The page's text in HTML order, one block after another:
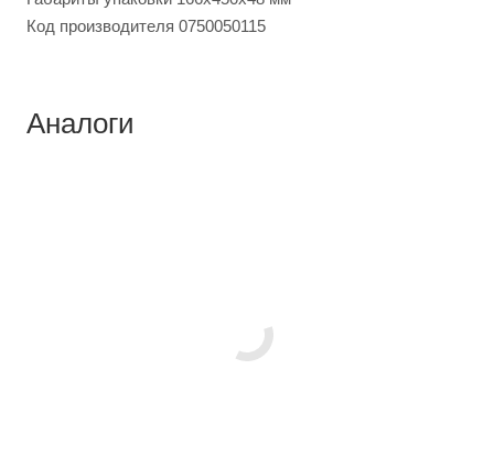
Код производителя 0750050115
Аналоги